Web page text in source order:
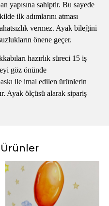
yapısına sahiptir. Bu sayede
ilk adımlarını atması
vermez. Ayak bileğini
önene geçer.
hazırlık süreci 15 iş
göz önünde
ile imal edilen ürünlerin
Ayak ölçüsü alarak sipariş